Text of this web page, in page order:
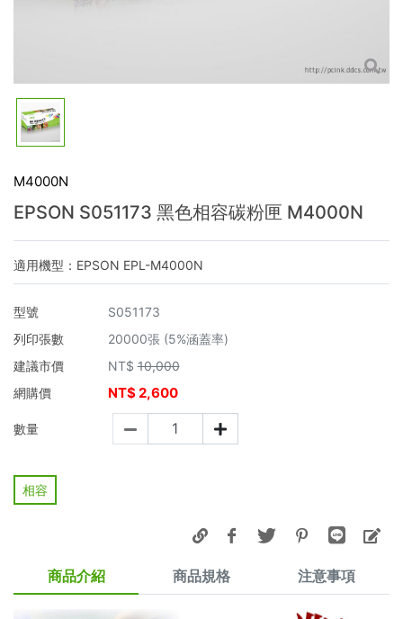
M4000N
EPSON S051173 黑色相容碳粉匣 M4000N
適用機型：EPSON EPL-M4000N
型號
S051173
列印張數
20000張 (5%涵蓋率)
建議市價
NT$ 10,000
網購價
NT$ 2,600
數量
相容
商品介紹 商品規格 注意事項